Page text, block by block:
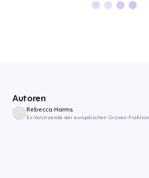
Autoren
Rebecca Harms
Ex-Vorsitzende der europäischen Grünen-Fraktion